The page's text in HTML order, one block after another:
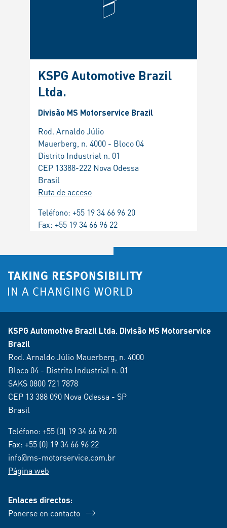
KSPG Automotive Brazil
Ltda.
Divisão MS Motorservice Brazil
Rod. Arnaldo Júlio
Mauerberg, n. 4000 - Bloco 04
Distrito Industrial n. 01
CEP 13388-222 Nova Odessa
Brasil
Ruta de acceso
Teléfono: +55 19 34 66 96 20
Fax: +55 19 34 66 96 22
KSPG Automotive Brazil Ltda. Divisão MS Motorservice
Brazil
Rod. Arnaldo Júlio Mauerberg, n. 4000
Bloco 04 - Distrito Industrial n. 01
SAKS 0800 721 7878
CEP 13 388 090 Nova Odessa - SP
Brasil
Teléfono: +55 (0) 19 34 66 96 20
Fax: +55 (0) 19 34 66 96 22
info@ms-motorservice.com.br
Página web
Enlaces directos:
Ponerse en contacto